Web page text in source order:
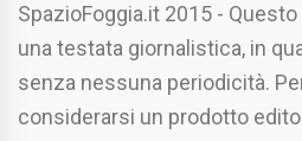
SpazioFoggia.it 2015 -
una testata giornalistica, in
senza nessuna periodicità.
considerarsi un prodotto